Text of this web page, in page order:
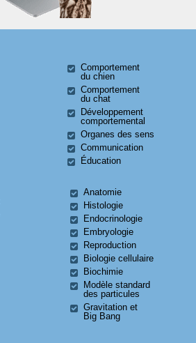
Comportement
du chien
Comportement
du chat
Développement
comportemental
Organes des sens
Communication
Éducation
Anatomie
Histologie
Endocrinologie
Embryologie
Reproduction
Biologie cellulaire
Biochimie
Modèle standard
des particules
Gravitation et
Big Bang